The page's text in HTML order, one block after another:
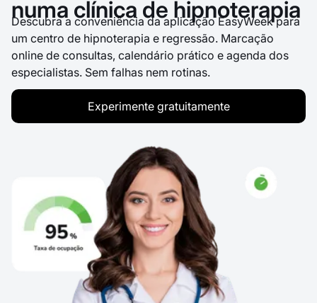
numa clínica de hipnoterapia
Descubra a conveniência da aplicação EasyWeek para
um centro de hipnoterapia e regressão. Marcação
online de consultas, calendário prático e agenda dos
especialistas. Sem falhas nem rotinas.
Experimente gratuitamente